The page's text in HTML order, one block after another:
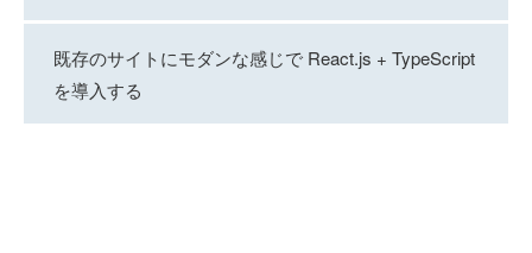
既存のサイトにモダンな感じで React.js + TypeScript
を導入する